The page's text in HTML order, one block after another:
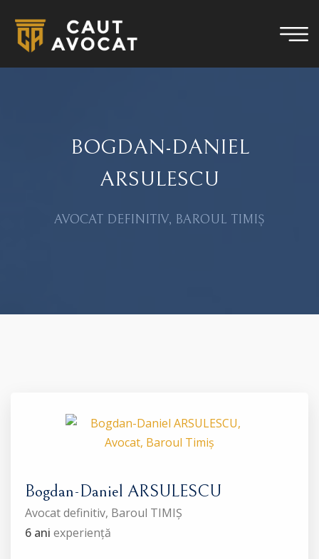
BOGDAN-DANIEL
ARSULESCU
AVOCAT DEFINITIV, BAROUL TIMIȘ
Bogdan-Daniel ARSULESCU
Avocat definitiv, Baroul TIMIȘ
6 ani experiență